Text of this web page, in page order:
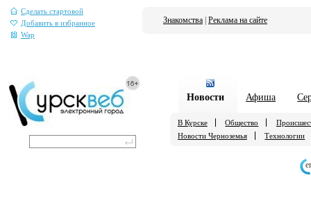
Сделать стартовой
Добавить в избранное
Wap
Знакомства Реклама на сайте
Новости Афиша
В Курске Общество
Новости Черноземья
Технологии